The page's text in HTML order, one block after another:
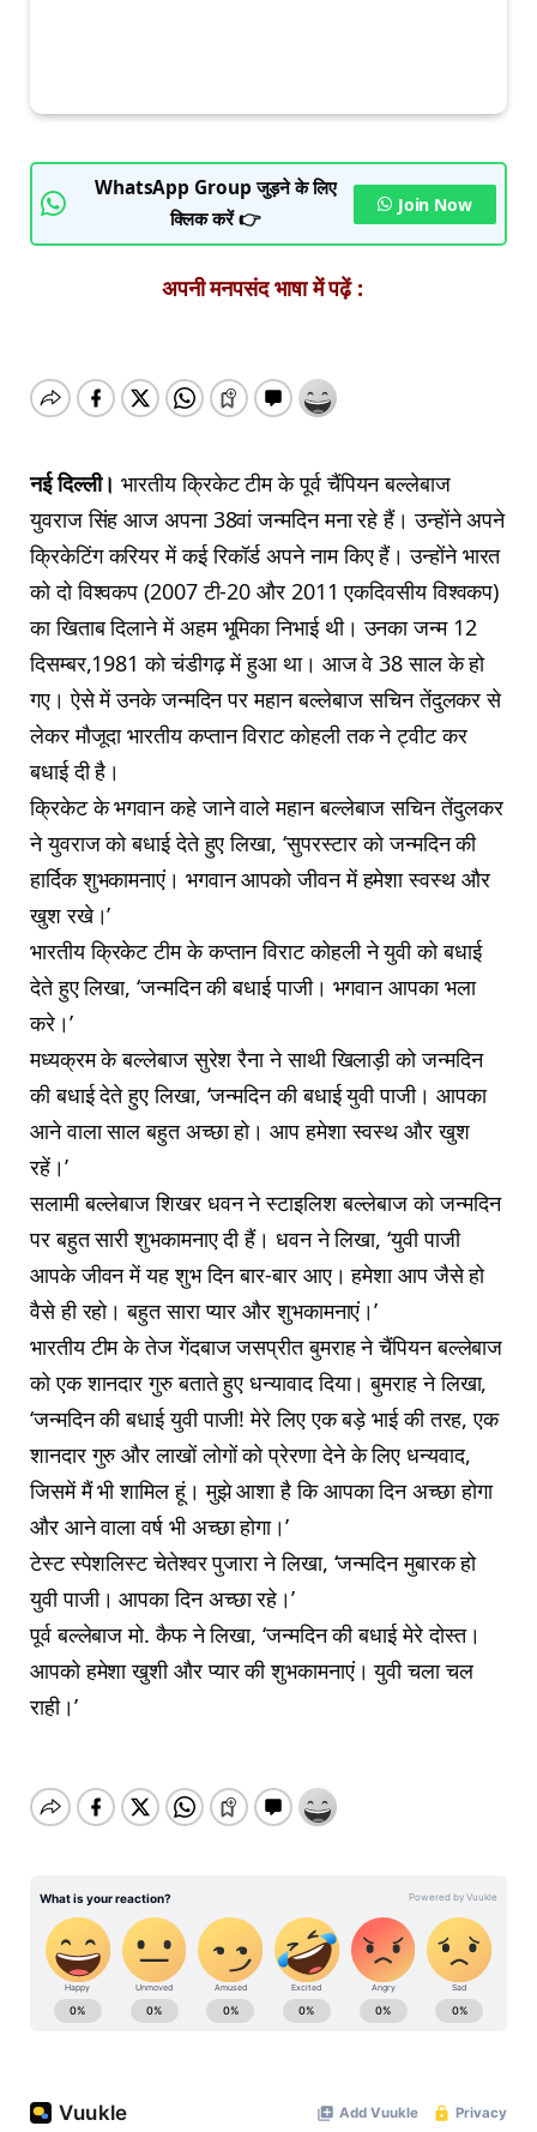
WhatsApp Group जुड़ने के लिए
क्लिक करें 👉
Join Now
अपनी मनपसंद भाषा में पढ़ें :
नई दिल्ली। भारतीय क्रिकेट टीम के पूर्व चैंपियन बल्लेबाज
युवराज सिंह आज अपना 38वां जन्मदिन मना रहे हैं। उन्होंने अपने
क्रिकेटिंग करियर में कई रिकॉर्ड अपने नाम किए हैं। उन्होंने भारत
को दो विश्वकप (2007 टी-20 और 2011 एकदिवसीय विश्वकप)
का खिताब दिलाने में अहम भूमिका निभाई थी। उनका जन्म 12
दिसम्बर,1981 को चंडीगढ़ में हुआ था। आज वे 38 साल के हो
गए। ऐसे में उनके जन्मदिन पर महान बल्लेबाज सचिन तेंदुलकर से
लेकर मौजूदा भारतीय कप्तान विराट कोहली तक ने ट्वीट कर
बधाई दी है।
क्रिकेट के भगवान कहे जाने वाले महान बल्लेबाज सचिन तेंदुलकर
ने युवराज को बधाई देते हुए लिखा, ‘सुपरस्टार को जन्मदिन की
हार्दिक शुभकामनाएं। भगवान आपको जीवन में हमेशा स्वस्थ और
खुश रखे।’
भारतीय क्रिकेट टीम के कप्तान विराट कोहली ने युवी को बधाई
देते हुए लिखा, ‘जन्मदिन की बधाई पाजी। भगवान आपका भला
करे।’
मध्यक्रम के बल्लेबाज सुरेश रैना ने साथी खिलाड़ी को जन्मदिन
की बधाई देते हुए लिखा, ‘जन्मदिन की बधाई युवी पाजी। आपका
आने वाला साल बहुत अच्छा हो। आप हमेशा स्वस्थ और खुश
रहें।’
सलामी बल्लेबाज शिखर धवन ने स्टाइलिश बल्लेबाज को जन्मदिन
पर बहुत सारी शुभकामनाए दी हैं। धवन ने लिखा, ‘युवी पाजी
आपके जीवन में यह शुभ दिन बार-बार आए। हमेशा आप जैसे हो
वैसे ही रहो। बहुत सारा प्यार और शुभकामनाएं।’
भारतीय टीम के तेज गेंदबाज जसप्रीत बुमराह ने चैंपियन बल्लेबाज
को एक शानदार गुरु बताते हुए धन्यावाद दिया। बुमराह ने लिखा,
‘जन्मदिन की बधाई युवी पाजी! मेरे लिए एक बड़े भाई की तरह, एक
शानदार गुरु और लाखों लोगों को प्रेरणा देने के लिए धन्यवाद,
जिसमें मैं भी शामिल हूं। मुझे आशा है कि आपका दिन अच्छा होगा
और आने वाला वर्ष भी अच्छा होगा।’
टेस्ट स्पेशलिस्ट चेतेश्वर पुजारा ने लिखा, ‘जन्मदिन मुबारक हो
युवी पाजी। आपका दिन अच्छा रहे।’
पूर्व बल्लेबाज मो. कैफ ने लिखा, ‘जन्मदिन की बधाई मेरे दोस्त।
आपको हमेशा खुशी और प्यार की शुभकामनाएं। युवी चला चल
राही।’